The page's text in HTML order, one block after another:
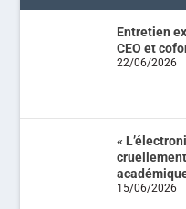
Entretien
CEO et
22/06/2026
«
15/06/2026